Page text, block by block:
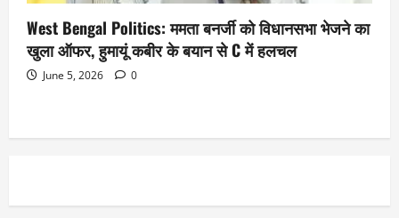
West Bengal Politics: ममता बनर्जी को विधानसभा भेजने का
खुला ऑफर, हुमायूं कबीर के बयान से C में हलचल
June 5, 2026 0